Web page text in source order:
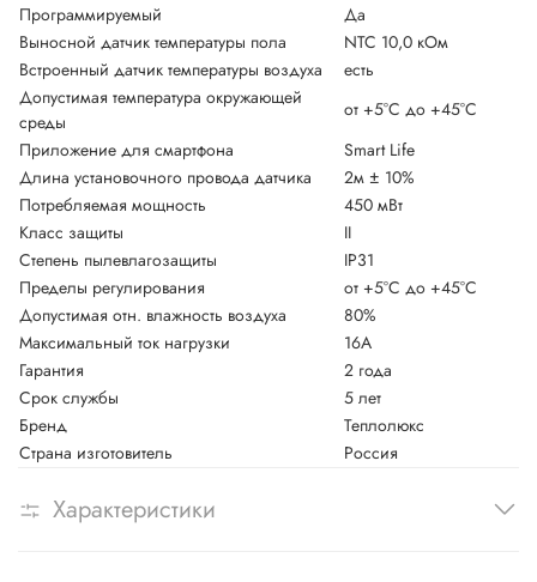
Программируемый
Да
Выносной датчик температуры пола
NTC 10,0 кОм
Встроенный датчик температуры воздуха
есть
Допустимая температура окружающей
среды
от +5°С до +45°С
Приложение для смартфона
Smart Life
Длина установочного провода датчика
2м ± 10%
Потребляемая мощность
450 мВт
Класс защиты
II
Степень пылевлагозащиты
IP31
Пределы регулирования
от +5°С до +45°С
Допустимая отн. влажность воздуха
80%
Максимальный ток нагрузки
16А
Гарантия
2 года
Срок службы
5 лет
Бренд
Теплолюкс
Страна изготовитель
Россия
Характеристики